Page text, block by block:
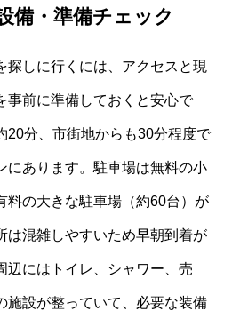
備・準備チェック
探しに行くには、アクセスと現
事前に準備しておくと安心で
20分、市街地からも30分程度で
にあります。駐車場は無料の小
料の大きな駐車場（約60台）が
は混雑しやすいため早朝到着が
辺にはトイレ、シャワー、売
施設が整っていて、必要な装備